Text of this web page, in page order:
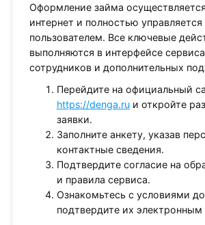
Оформление займа
интернет и полностью
пользователем. Все ключевые
выполняются в интерфейсе
сотрудников и дополнительных
Перейдите на официальный
https://denga.ruи откройте
заявки.
Заполните анкету, указав
контактные сведения.
Подтвердите согласие на
и правила сервиса.
Ознакомьтесь с условиями
подтвердите их